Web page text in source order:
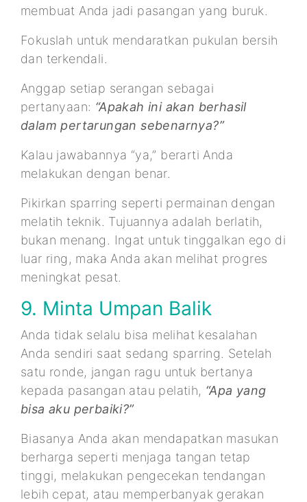
membuat Anda jadi pasangan yang buruk.
Fokuslah untuk mendaratkan pukulan bersih
dan terkendali.
Anggap setiap serangan sebagai
pertanyaan: “Apakah ini akan berhasil
dalam pertarungan sebenarnya?”
Kalau jawabannya “ya,” berarti Anda
melakukan dengan benar.
Pikirkan sparring seperti permainan dengan
melatih teknik. Tujuannya adalah berlatih,
bukan menang. Ingat untuk tinggalkan ego di
luar ring, maka Anda akan melihat progres
meningkat pesat.
9. Minta Umpan Balik
Anda tidak selalu bisa melihat kesalahan
Anda sendiri saat sedang sparring. Setelah
satu ronde, jangan ragu untuk bertanya
kepada pasangan atau pelatih, “Apa yang
bisa aku perbaiki?”
Biasanya Anda akan mendapatkan masukan
berharga seperti menjaga tangan tetap
tinggi, melakukan pengecekan tendangan
lebih cepat, atau memperbanyak gerakan